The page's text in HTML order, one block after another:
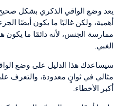
يعد وضع الواقي الذكري بشكل صحيح
أهمية، ولكن غالبًا ما يكون أيضًا
ممارسة الجنس، لأنه دائمًا ما يكون
الغبي.
سيساعدك هذا الدليل على وضع
مثالي في ثوانٍ معدودة، والتعرف
أكبر الأخطاء.